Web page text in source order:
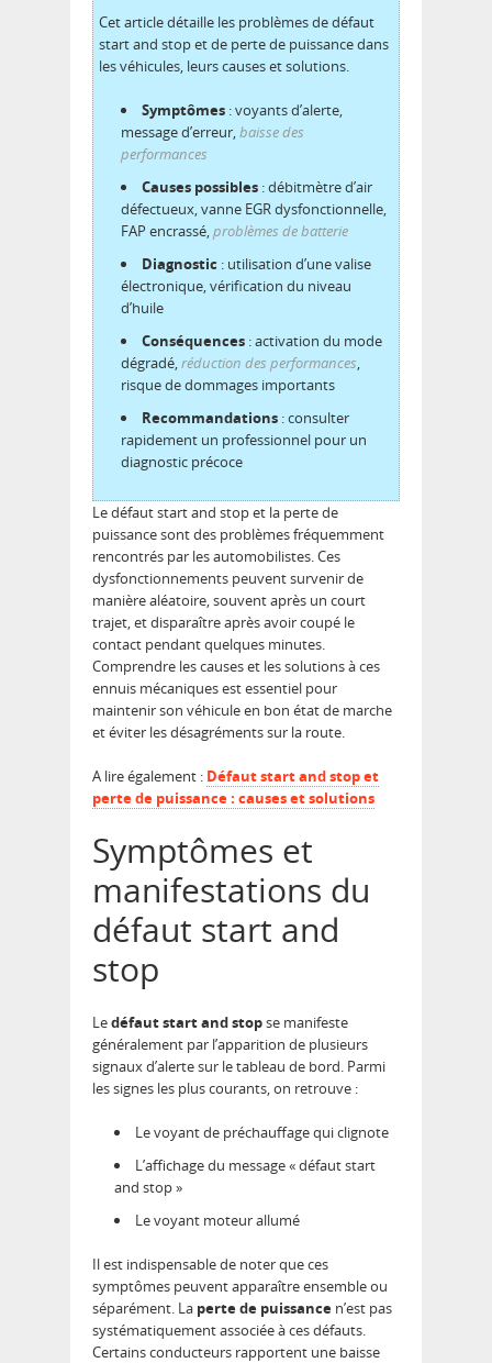
Cet article détaille les problèmes de défaut
start and stop et de perte de puissance dans
les véhicules, leurs causes et solutions.
Symptômes : voyants d’alerte,
message d’erreur,baisse des
performances
Causes possibles : débitmètre d’air
défectueux, vanne EGR dysfonctionnelle,
FAP encrassé,problèmes de batterie
Diagnostic : utilisation d’une valise
électronique, vérification du niveau
d’huile
Conséquences : activation du mode
dégradé,réduction des performances,
risque de dommages importants
Recommandations : consulter
rapidement un professionnel pour un
diagnostic précoce
Le défaut start and stop et la perte de
puissance sont des problèmes fréquemment
rencontrés par les automobilistes. Ces
dysfonctionnements peuvent survenir de
manière aléatoire, souvent après un court
trajet, et disparaître après avoir coupé le
contact pendant quelques minutes.
Comprendre les causes et les solutions à ces
ennuis mécaniques est essentiel pour
maintenir son véhicule en bon état de marche
et éviter les désagréments sur la route.
A lire également : Défaut start and stop et
perte de puissance : causes et solutions
Symptômes et
manifestations du
défaut start and
stop
Ledéfaut start and stopse manifeste
généralement par l’apparition de plusieurs
signaux d’alerte sur le tableau de bord. Parmi
les signes les plus courants, on retrouve :
Le voyant de préchauffage qui clignote
L’affichage du message « défaut start
and stop »
Le voyant moteur allumé
Il est indispensable de noter que ces
symptômes peuvent apparaître ensemble ou
séparément. La perte de puissance n’est pas
systématiquement associée à ces défauts.
Certains conducteurs rapportent une baisse